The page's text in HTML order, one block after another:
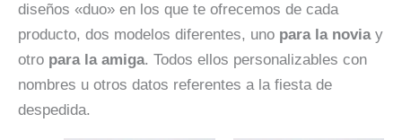
diseños «duo» en los que te ofrecemos de cada
producto, dos modelos diferentes, uno para la noviay
otro para la amiga. Todos ellos personalizables con
nombres u otros datos referentes a la fiesta de
despedida.